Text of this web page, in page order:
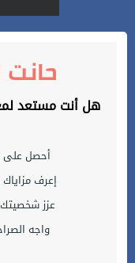
حانت
هل أنت مستعد
أحصل على
إعرف
عزز شخصيتك
واجه